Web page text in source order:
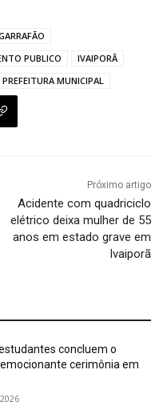
PUBLICO
IVAIPORÃ
PREFEITURA MUNICIPAL
Próximo artigo
Acidente com quadriciclo
elétrico deixa mulher de 55
anos em estado grave em
Ivaiporã
concluem o
emocionante cerimônia em